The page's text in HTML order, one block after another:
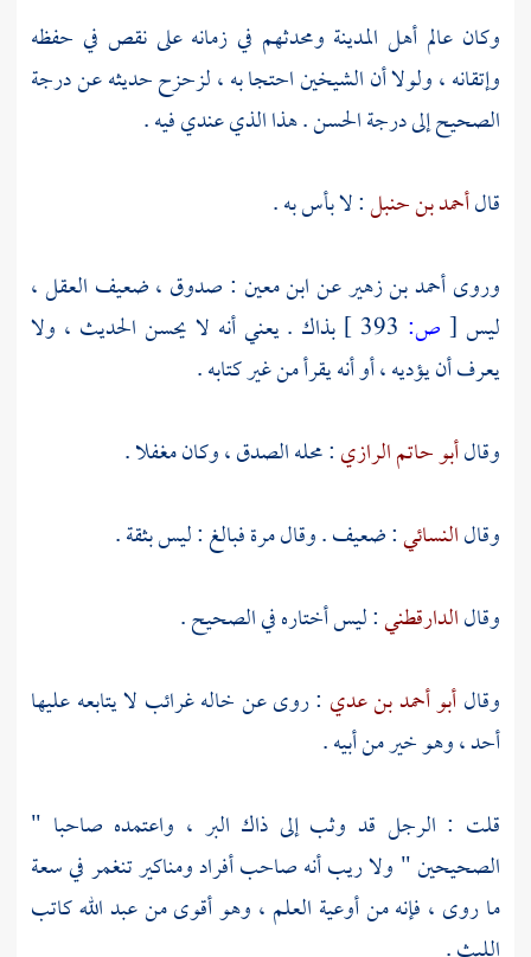
وكان عالم أهل المدينة ومحدثهم في زمانه على نقص في حفظه
وإتقانه ، ولولا أن الشيخين احتجا به ، لزحزح حديثه عن درجة
الصحيح إلى درجة الحسن . هذا الذي عندي فيه .
قالأحمد بن حنبل: لا بأس به .
وروىأحمد بن زهيرعنابن معين : صدوق ، ضعيف العقل ،
ليس [ ص:
بذاك . يعني أنه لا يحسن الحديث ، ولا
يعرف أن يؤديه ، أو أنه يقرأ من غير كتابه .
وقالأبو حاتم الرازي: محله الصدق ، وكان مغفلا .
وقالالنسائي: ضعيف . وقال مرة فبالغ : ليس بثقة .
وقالالدارقطني: ليس أختاره في الصحيح .
وقالأبو أحمد بن عدي : روى عن خاله غرائب لا يتابعه عليها
أحد ، وهو خير من أبيه .
قلت : الرجل قد وثب إلى ذاك البر ، واعتمده صاحبا "
الصحيحين " ولا ريب أنه صاحب أفراد ومناكير تنغمر في سعة
ما روى ، فإنه من أوعية العلم ، وهو أقوى منعبد اللهكاتب